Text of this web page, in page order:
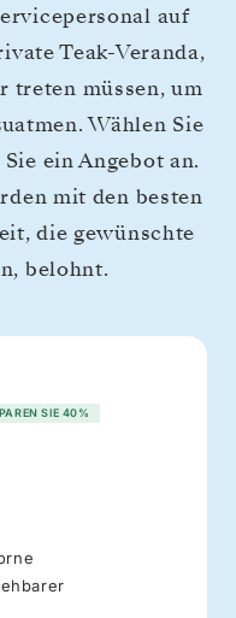
auf
Teak-Veranda,
treten müssen, um
Wählen Sie
ein Angebot an.
mit den besten
die gewünschte
belohnt.
SIE 40%